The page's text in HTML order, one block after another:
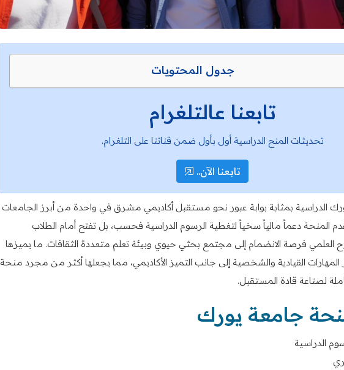
جدول المحتويات
تابعنا عالتلغرام
تحديثات المنح الدراسية أول بأول ضمن قناتنا على التلغرام.
تابعنا الآن..
الدراسية بمثابة بوابة عبور نحو مستقبل أكاديمي مشرق في واحدة من أبرز الجامعات
المنحة دعماً مالياً سخياً لتغطية الرسوم الدراسية فحسب، بل تفتح أمام الطلاب
العلمي فرصة الانضمام إلى مجتمع بحثي حيوي وبيئة تعلم متعددة الثقافات. ما يميزها
القيادية والشخصية إلى جانب التميز الأكاديمي، مما يجعلها أكثر من مجرد منحة
لصناعة قادة المستقبل.
جامعة يورك
الدراسية